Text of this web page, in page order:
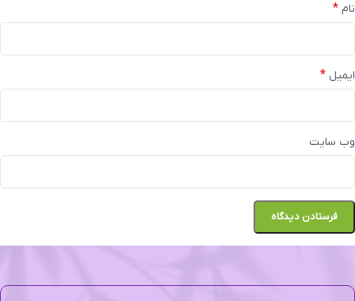
نام *
ایمیل *
وب‌ سایت